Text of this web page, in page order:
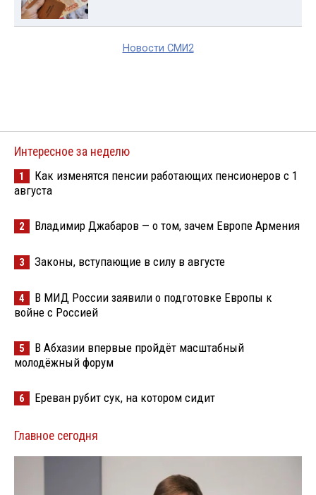
Новости СМИ2
Интересное за неделю
1
Как изменятся пенсии работающих пенсионеров с 1
августа
2 Владимир Джабаров — о том, зачем Европе Армения
3 Законы, вступающие в силу в августе
4
В МИД России заявили о подготовке Европы к
войне с Россией
5
В Абхазии впервые пройдёт масштабный
молодёжный форум
6 Ереван рубит сук, на котором сидит
Главное сегодня